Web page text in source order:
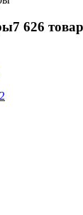
7 626